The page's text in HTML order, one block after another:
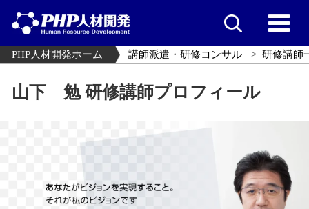
PHP人材開発ホーム 講師派遣・研修コンサル 研修講師
山下 勉 研修講師プロフィール